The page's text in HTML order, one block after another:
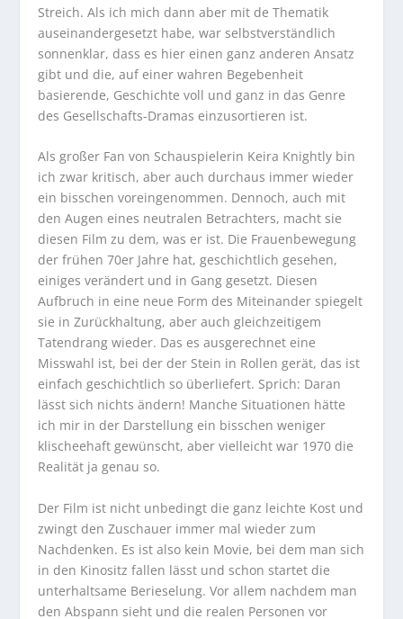
Streich. Als ich mich dann aber mit de Thematik
auseinandergesetzt habe, war selbstverständlich
sonnenklar, dass es hier einen ganz anderen Ansatz
gibt und die, auf einer wahren Begebenheit
basierende, Geschichte voll und ganz in das Genre
des Gesellschafts-Dramas einzusortieren ist.
Als großer Fan von Schauspielerin Keira Knightly bin
ich zwar kritisch, aber auch durchaus immer wieder
ein bisschen voreingenommen. Dennoch, auch mit
den Augen eines neutralen Betrachters, macht sie
diesen Film zu dem, was er ist. Die Frauenbewegung
der frühen 70er Jahre hat, geschichtlich gesehen,
einiges verändert und in Gang gesetzt. Diesen
Aufbruch in eine neue Form des Miteinander spiegelt
sie in Zurückhaltung, aber auch gleichzeitigem
Tatendrang wieder. Das es ausgerechnet eine
Misswahl ist, bei der der Stein in Rollen gerät, das ist
einfach geschichtlich so überliefert. Sprich: Daran
lässt sich nichts ändern! Manche Situationen hätte
ich mir in der Darstellung ein bisschen weniger
klischeehaft gewünscht, aber vielleicht war 1970 die
Realität ja genau so.
Der Film ist nicht unbedingt die ganz leichte Kost und
zwingt den Zuschauer immer mal wieder zum
Nachdenken. Es ist also kein Movie, bei dem man sich
in den Kinositz fallen lässt und schon startet die
unterhaltsame Berieselung. Vor allem nachdem man
den Abspann sieht und die realen Personen vor